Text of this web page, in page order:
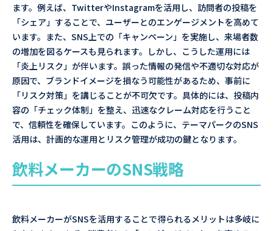
ます。例えば、TwitterやInstagramを活用し、訪問者の投稿を
「シェア」することで、ユーザーとのエンゲージメントを高めて
います。また、SNS上での「キャンペーン」を実施し、来場者数
の増加を図るケースも見られます。しかし、こうした運用には
「炎上リスク」が伴います。誤った情報の発信や不適切な対応が
原因で、ブランドイメージを損なう可能性があるため、事前に
「リスク対策」を講じることが不可欠です。具体的には、投稿内
容の「チェック体制」を整え、迅速なクレーム対応を行うこと
で、信頼性を確保しています。このように、テーマパークのSNS
活用は、計画的な運用とリスク管理が成功の鍵となります。
飲料メーカーのSNS戦略
飲料メーカーがSNSを活用することで得られるメリットは多岐に